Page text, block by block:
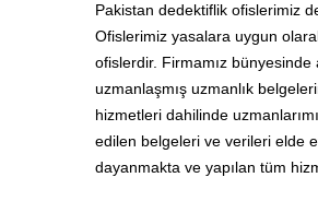
Pakistan dedektiflik ofislerimiz
Ofislerimiz yasalara uygun
ofislerdir. Firmamız
uzmanlaşmış uzmanlık
hizmetleri dahilinde
edilen belgeleri ve verileri elde
dayanmakta ve yapılan tüm